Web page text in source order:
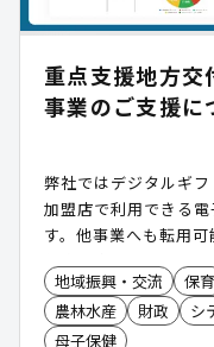
重点支援地方交
事業のご支援に
弊社ではデジタルギ
加盟店で利用できる
す。他事業へも転用
年度は全国19事業に
地域振興・交流
保育
農林水産
財政
シ
母子保健